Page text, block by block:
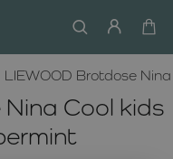
Cool kids
LIEWOOD Brotdose